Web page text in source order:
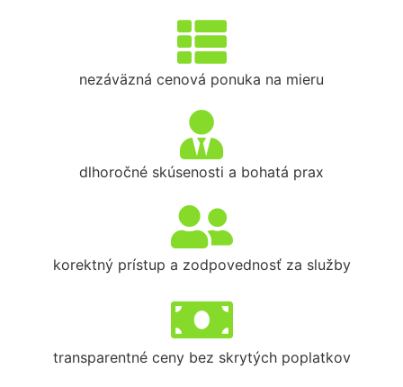
nezáväzná cenová ponuka na mieru
dlhoročné skúsenosti a bohatá prax
korektný prístup a zodpovednosť za služby
transparentné ceny bez skrytých poplatkov